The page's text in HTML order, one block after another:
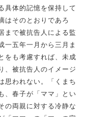
具体的記憶を保持して
はそのとおりであろ
まで被抗告人による監
一五年一月から三月ま
をも考慮すれば、未成
、被抗告人のイメージ
思われない。「くまち
、春子が「ママ」とい
の両親に対する冷静な